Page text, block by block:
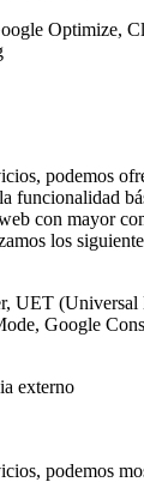
Optimize,
podemos
funcionalidad
con mayor
los
UET
Google
externo
podemos